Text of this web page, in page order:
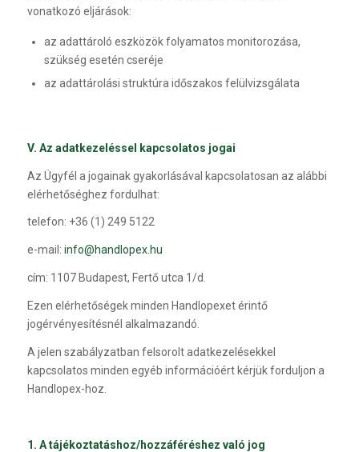
vonatkozó eljárások:
az adattároló eszközök folyamatos monitorozása,
szükség esetén cseréje
az adattárolási struktúra időszakos felülvizsgálata
V. Az adatkezeléssel kapcsolatos jogai
Az Ügyfél a jogainak gyakorlásával kapcsolatosan az alábbi
elérhetőséghez fordulhat:
telefon: +36 (1) 249 5122
e-mail: info@handlopex.hu
cím: 1107 Budapest, Fertő utca 1/d.
Ezen elérhetőségek minden Handlopexet érintő
jogérvényesítésnél alkalmazandó.
A jelen szabályzatban felsorolt adatkezelésekkel
kapcsolatos minden egyéb információért kérjük forduljon a
Handlopex-hoz.
1. A tájékoztatáshoz/hozzáféréshez való jog